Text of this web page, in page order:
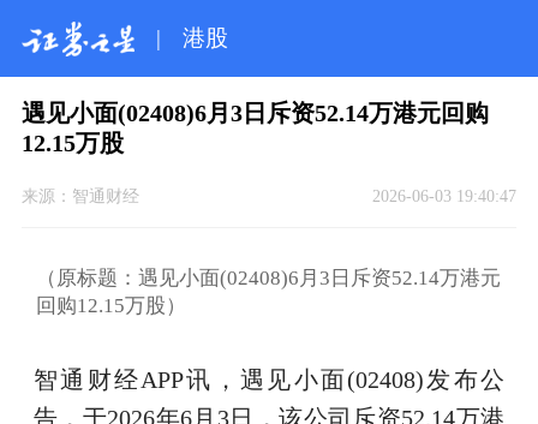
| 港股
遇见小面(02408)6月3日斥资52.14万港元回购
12.15万股
来源： 智通财经 2026-06-03 19:40:47
（原标题：遇见小面(02408)6月3日斥资52.14万港元
回购12.15万股）
智通财经APP讯，遇见小面(02408)发布公
告，于2026年6月3日，该公司斥资52.14万港